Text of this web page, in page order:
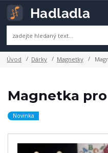
Úvod Dárky Magnetky
Magnetka
Novinka